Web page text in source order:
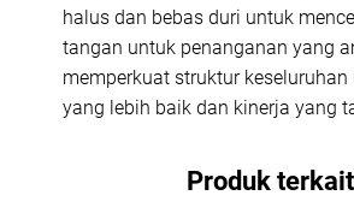
halus dan bebas duri untuk
tangan untuk penanganan yang
memperkuat struktur
yang lebih baik dan kinerja yang
Produk terkait